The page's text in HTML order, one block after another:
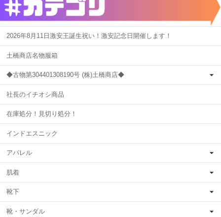
2026年8月11日激安王誕生祝い！激安記念日開催します！
土橋商店名物服箱
◆古物第304401308190号 (株)土橋商店◆
社長のイチオシ商品
在庫処分！見切り処分！
インドエスニック
アパレル
肌着
靴下
靴・サンダル